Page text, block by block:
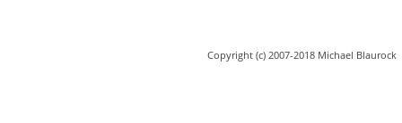
Copyright (c) 2007-2018 Michael Blaurock